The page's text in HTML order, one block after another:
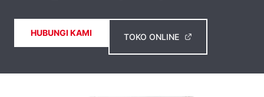
HUBUNGI KAMI TOKO ONLINE